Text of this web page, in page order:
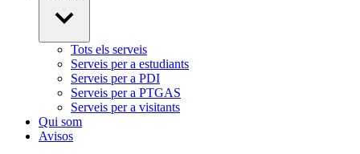
Tots els serveis
Serveis per a estudiants
Serveis per a PDI
Serveis per a PTGAS
Serveis per a visitants
Qui som
Avisos